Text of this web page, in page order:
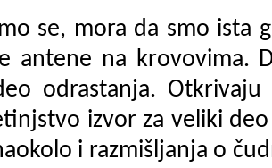
se, mora da smo ista
antene na krovovima.
odrastanja. Otkrivaju
izvor za veliki
i razmišljanja o